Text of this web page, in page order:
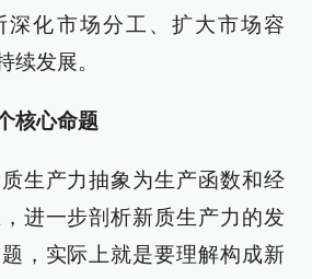
深化市场分工、扩大市场容
续发展。
核心命题
生产力抽象为生产函数和经
进一步剖析新质生产力的发
，实际上就是要理解构成新